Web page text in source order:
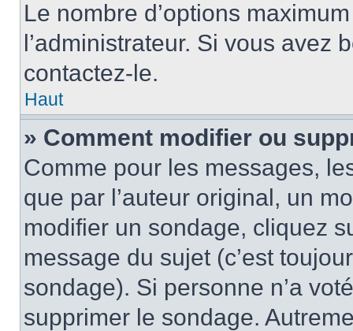
Le nombre d’options
l’administrateur. Si vous avez
contactez-le.
Haut
» Comment modifier ou
Comme pour les messages,
que par l’auteur original, un
modifier un sondage, cliquez
message du sujet (c’est
sondage). Si personne n’a
supprimer le sondage.